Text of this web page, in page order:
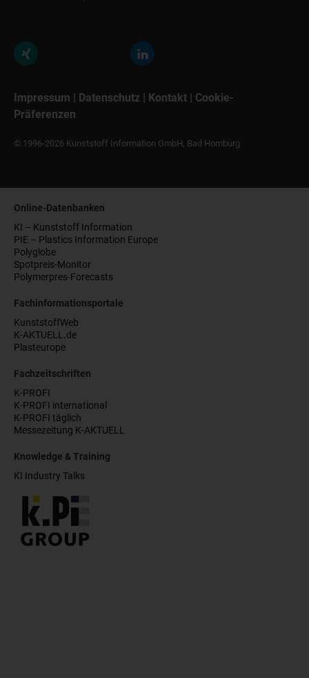
Impressum Datenschutz Kontakt
Cookie-
Präferenzen
© 1996-2026 Kunststoff Information GmbH, Bad Homburg
Online-Datenbanken
KI – Kunststoff Information
PIE – Plastics Information Europe
Polyglobe
Spotpreis-Monitor
Polymerpres-Forecasts
Fachinformationsportale
KunststoffWeb
K-AKTUELL.de
Plasteurope
Fachzeitschriften
K-PROFI
K-PROFI international
K-PROFI täglich
Messezeitung K-AKTUELL
Knowledge & Training
KI Industry Talks